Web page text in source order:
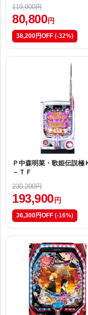
119,000円
80,800 円
38,200円OFF (-32%)
Ｐ中森明菜・歌姫伝説極
－ＴＦ
230,200円
193,900 円
36,300円OFF (-16%)